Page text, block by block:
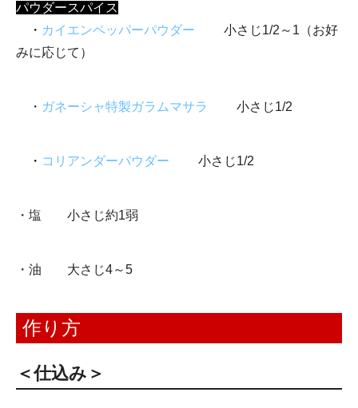
パウダースパイス
・ カイエンペッパーパウダー 小さじ1/2～1（お好
みに応じて）
・ ガネーシャ特製ガラムマサラ 小さじ1/2
・ コリアンダーパウダー 小さじ1/2
・塩 小さじ約1弱
・油 大さじ4～5
作り方
＜仕込み＞